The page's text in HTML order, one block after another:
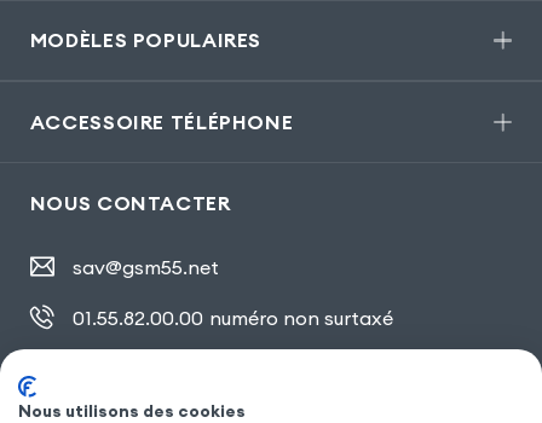
MODÈLES POPULAIRES
ACCESSOIRE TÉLÉPHONE
NOUS CONTACTER
sav@gsm55.net
01.55.82.00.00 numéro non surtaxé
Nous utilisons des cookies